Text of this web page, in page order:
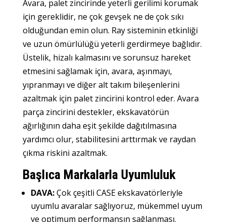
Avara, palet zincirinde yeterli gerilimi korumak
için gereklidir, ne çok gevşek ne de çok sıkı
olduğundan emin olun. Ray sisteminin etkinliği
ve uzun ömürlülüğü yeterli gerdirmeye bağlıdır.
Üstelik, hizalı kalmasını ve sorunsuz hareket
etmesini sağlamak için, avara, aşınmayı,
yıpranmayı ve diğer alt takım bileşenlerini
azaltmak için palet zincirini kontrol eder. Avara
parça zincirini destekler, ekskavatörün
ağırlığının daha eşit şekilde dağıtılmasına
yardımcı olur, stabilitesini arttırmak ve raydan
çıkma riskini azaltmak.
Başlıca Markalarla Uyumluluk
DAVA:Çok çeşitli CASE ekskavatörleriyle
uyumlu avaralar sağlıyoruz, mükemmel uyum
ve optimum performansın sağlanması.